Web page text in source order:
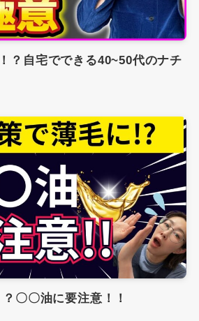
？自宅でできる40~50代のナチ
〇〇油に要注意！！